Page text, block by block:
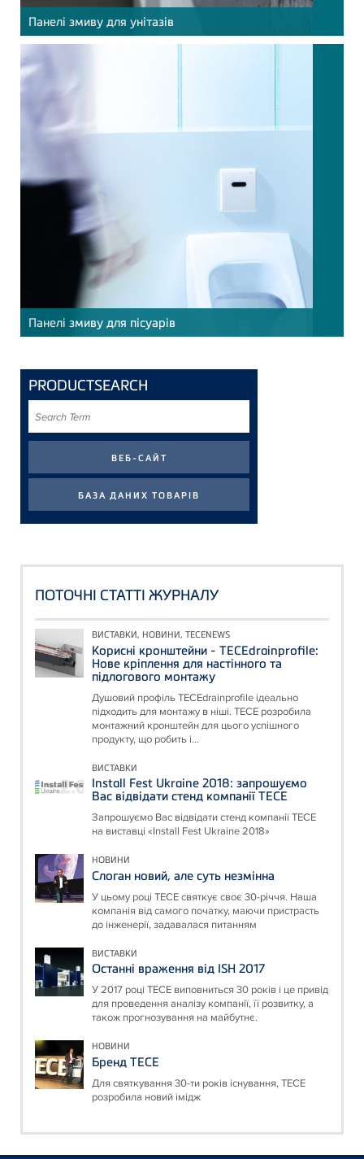
Панелі змиву для унітазів
Панелі змиву для пісуарів
PRODUCTSEARCH
Term
ПОТОЧНІ СТАТТІ ЖУРНАЛУ
ВИСТАВКИ, НОВИНИ, TECENEWS
Корисні кронштейни - TECEdrainprofile:
Нове кріплення для настінного та
підлогового монтажу
Душовий профіль TECEdrainprofile ідеально
підходить для монтажу в ніші. TECE розробила
монтажний кронштейн для цього успішного
продукту, що робить і...
ВИСТАВКИ
Install Fest Ukraine 2018: запрошуємо
Вас відвідати стенд компанії ТЕСЕ
Запрошуємо Вас відвідати стенд компанії ТЕСЕ
на виставці «Install Fest Ukraine 2018»
НОВИНИ
Слоган новий, але суть незмінна
У цьому році ТЕСЕ святкує своє 30-річчя. Наша
компанія від самого початку, маючи пристрасть
до інженерії, задавалася питанням
ВИСТАВКИ
Останні враження від ISH 2017
У 2017 році ТЕСЕ виповниться 30 років і це привід
для проведення аналізу компанії, її розвитку, а
також прогнозування на майбутнє.
НОВИНИ
Бренд ТЕСЕ
Для святкування 30-ти років існування, ТЕСЕ
розробила новий імідж